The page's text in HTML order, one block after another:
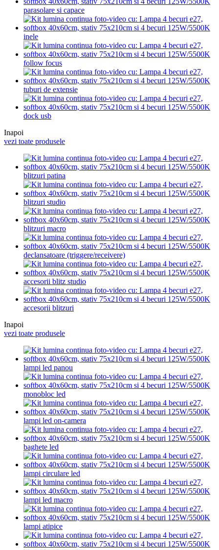
parasolare si capace
inele
follow focus
tuburi de extensie
dock usb
Inapoi
vezi toate produsele
blitzuri patina
blitzuri studio
blitzuri macro
declansatoare (triggere/receivere)
accesorii blitz studio
accesorii blitzuri
Inapoi
vezi toate produsele
lampi led panou
monobloc led
lampi led on-camera
baghete led
lampi circulare led
lampi led macro
lampi atipice